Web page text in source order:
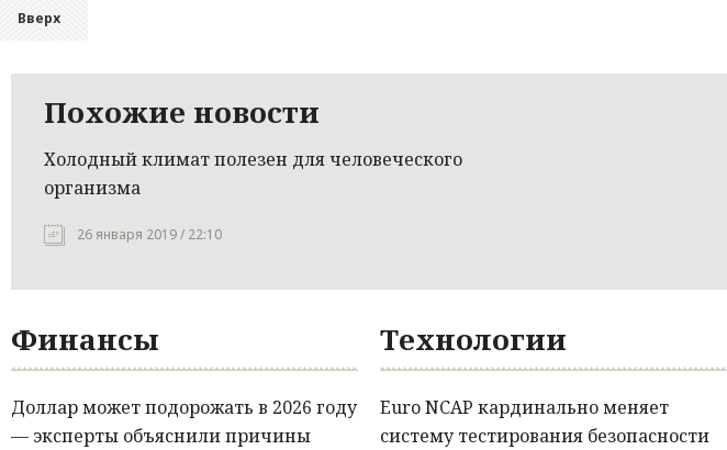
Вверх
Похожие новости
Холодный климат полезен для человеческого
организма
26 января 2019 / 22:10
Финансы
Доллар может подорожать в 2026 году
— эксперты объяснили причины
Технологии
Euro NCAP кардинально меняет
систему тестирования безопасности